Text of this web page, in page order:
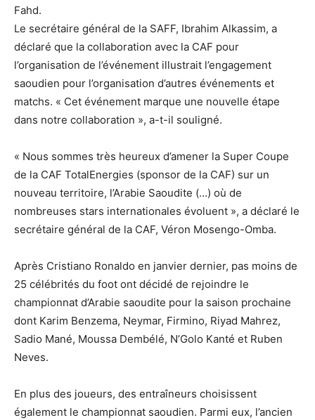
Fahd.
Le secrétaire général de la SAFF, Ibrahim Alkassim, a
déclaré que la collaboration avec la CAF pour
l’organisation de l’événement illustrait l’engagement
saoudien pour l’organisation d’autres événements et
matchs. « Cet événement marque une nouvelle étape
dans notre collaboration », a-t-il souligné.
« Nous sommes très heureux d’amener la Super Coupe
de la CAF TotalEnergies (sponsor de la CAF) sur un
nouveau territoire, l’Arabie Saoudite (…) où de
nombreuses stars internationales évoluent », a déclaré le
secrétaire général de la CAF, Véron Mosengo-Omba.
Après Cristiano Ronaldo en janvier dernier, pas moins de
25 célébrités du foot ont décidé de rejoindre le
championnat d’Arabie saoudite pour la saison prochaine
dont Karim Benzema, Neymar, Firmino, Riyad Mahrez,
Sadio Mané, Moussa Dembélé, N’Golo Kanté et Ruben
Neves.
En plus des joueurs, des entraîneurs choisissent
également le championnat saoudien. Parmi eux, l’ancien